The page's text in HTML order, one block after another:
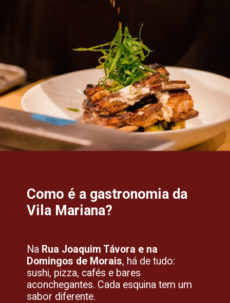
Como é a gastronomia da
Vila Mariana?
Na Rua Joaquim Távora e na
Domingos de Morais, há de tudo:
sushi, pizza, cafés e bares
aconchegantes. Cada esquina tem um
sabor diferente.